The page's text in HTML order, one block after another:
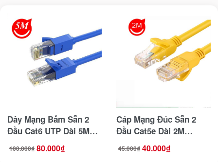
Dây Mạng Bấm Sẵn 2
Đầu Cat6 UTP Dài 5M
Ugreen 11204
100.000₫
Giá
gốc 80.000₫
Giá
hiện
Cáp Mạng Đúc Sẵn 2
Đầu Cat5e Dài 2M
Ugreen 11231
45.000₫
Giá
gốc 40.000₫
Giá
hiện